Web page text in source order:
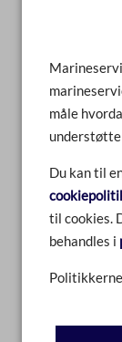
0
måle
Du kan til
til cookies.
behandles i